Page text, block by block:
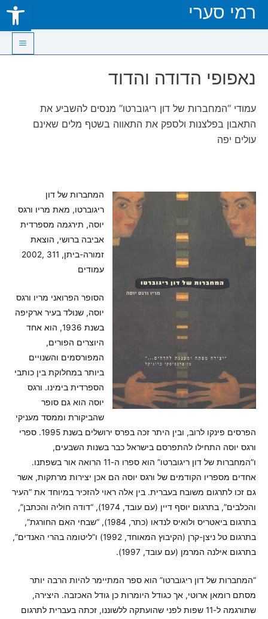
Open toolbar
Skip
רמי סערי
Main
נאפופי הדודה והדוד
עמודי “המחברות של דון ריגוברטו” מנסים להשביע את
התאבון בפלצנות ולספק את התאווה בשטף מלים שאינם
עולים יפה
המחברות של דון
ריגוברטו, מאת מריו ורגס
יוסה, תירגמה מספרדית
אביבה ברושי, הוצאת
זמורה-ביתן, 311 ,2002
עמודים
הסופר הפרואני מריו ורגס
יוסה, שנולד בעיר ארקיפה
בשנת 1936, הוא אחד
היוצרים הפורים,
המפורסמים והשנויים
ביותר במחלוקת בין כותבי
הספרדית בימינו. ורגס
יוסה הוא גם סופר
שהביקורת וממסד מעניקי
הפרסים פינקו לרוב, ובין היתר זכה בפרס ירושלים בשנת 1995. ספרי
ורגס יוסה התחילו להתפרסם בישראל כבר בשנות השבעים,
ו”המחברות של דון ריגוברטו” הוא ספרו ה-11 הרואה אור בשפתנו.
אחדים מספריו הקודמים של ורגס יוסה הם אכן יצירות מרתקות, אשר
גם זכו לתרגום משובח בעברית. בין אלה ראוי להזכיר במיוחד את “העיר
והכלבים”, בתרגום יוסף דיין (עם עובד, 1974), “דודה חוליה והכתבן”,
בתרגום ביאטריס ולואיס לנדאו (כתר, 1984), “שבחי האם החורגת”,
בתרגום טל ניצן-קרן (הקיבוץ המאוחד, 1992) ו”ליטומה בהרי האנדים”,
בתרגום אילנה המרמן (עם עובד, 1997).
“המחברות של דון ריגוברטו” הוא ספר המתיימר להיות הרבה יותר
מסתם רומאן ארוטי, אך כגודל היומרות כן גודל האכזבה. היצירה,
שתורגמה ל-11 שפות לפני שהועתקה ללשוננו, זכתה בעברית לתרגום